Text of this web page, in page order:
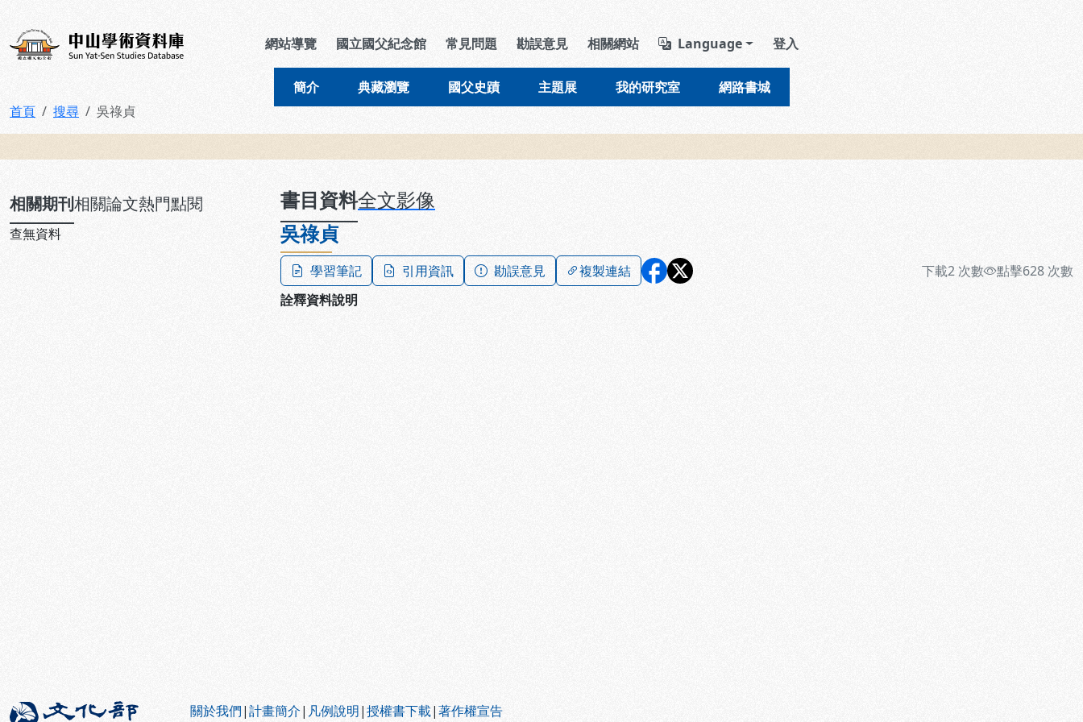
中山學術資料庫 導覽列區塊
網站導覽 國立國父紀念館 常見問題 勘誤意見 相關網站 Language 登入
簡介 典藏瀏覽 國父史蹟 主題展 我的研究室 網路書城
首頁 搜尋 吳祿貞
相關期刊相關論文熱門點閱
查無資料
書目資料全文影像
吳祿貞
學習筆記 引用資訊 勘誤意見 複製連結 下載2 次數 點擊628 次數
詮釋資料說明
關於我們|計畫簡介| 凡例說明|授權書下載|著作權宣告